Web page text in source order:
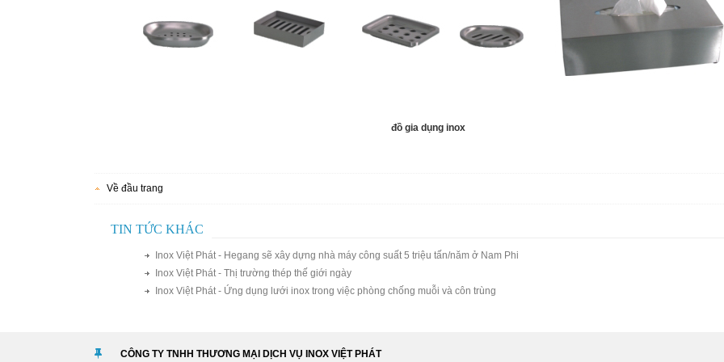
đồ gia dụng inox
Về đầu trang
TIN TỨC KHÁC
Inox Việt Phát - Hegang sẽ xây dựng nhà máy công suất 5 triệu tấn/năm ở Nam Phi
Inox Việt Phát - Thị trường thép thế giới ngày
Inox Việt Phát - Ứng dụng lưới inox trong việc phòng chống muỗi và côn trùng
CÔNG TY TNHH THƯƠNG MẠI DỊCH VỤ INOX VIỆT PHÁT